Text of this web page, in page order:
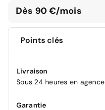
Dès 90 €/mois
Points clés
Livraison
Sous 24 heures en agence
Garantie